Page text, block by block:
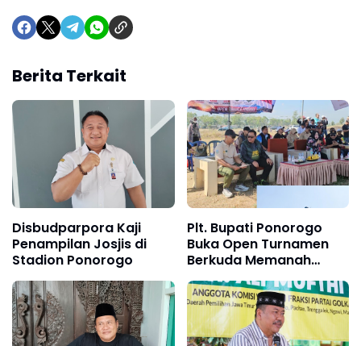
Berita Terkait
Disbudparpora Kaji
Penampilan Josjis di
Stadion Ponorogo
Plt. Bupati Ponorogo
Buka Open Turnamen
Berkuda Memanah
PORDASI 2026, Ketua
DPRD Hadir